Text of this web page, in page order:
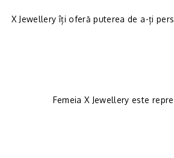
X Jewellery îți oferă puterea de a-ți
Femeia X Jewellery este